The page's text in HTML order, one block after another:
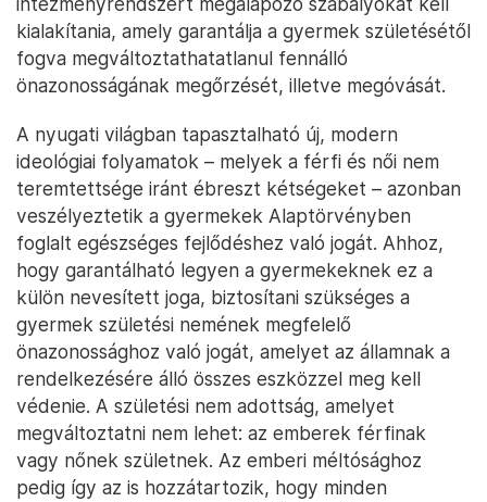
kialakítania, amely garantálja a gyermek születésétől
fogva megváltoztathatatlanul fennálló
önazonosságának megőrzését, illetve megóvását.
A nyugati világban tapasztalható új, modern
ideológiai folyamatok – melyek a férfi és női nem
teremtettsége iránt ébreszt kétségeket – azonban
veszélyeztetik a gyermekek Alaptörvényben
foglalt egészséges fejlődéshez való jogát. Ahhoz,
hogy garantálható legyen a gyermekeknek ez a
külön nevesített joga, biztosítani szükséges a
gyermek születési nemének megfelelő
önazonossághoz való jogát, amelyet az államnak a
rendelkezésére álló összes eszközzel meg kell
védenie. A születési nem adottság, amelyet
megváltoztatni nem lehet: az emberek férfinak
vagy nőnek születnek. Az emberi méltósághoz
pedig így az is hozzátartozik, hogy minden